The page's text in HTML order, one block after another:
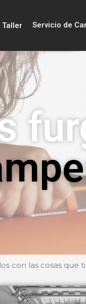
Servicio de
con las cosas